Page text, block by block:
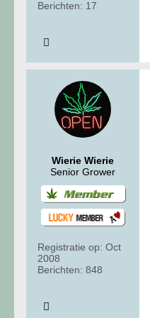
Berichten: 17
Wierie Wierie
Senior Grower
Registratie op: Oct
2008
Berichten: 848